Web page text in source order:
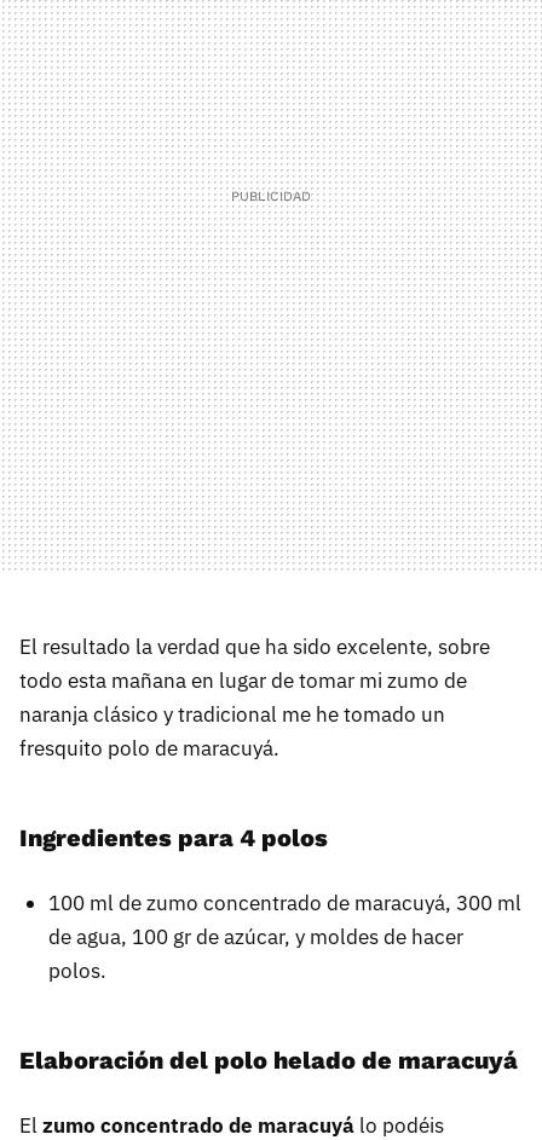
El resultado la verdad que ha sido excelente, sobre
todo esta mañana en lugar de tomar mi zumo de
naranja clásico y tradicional me he tomado un
fresquito polo de maracuyá.
Ingredientes para 4 polos
100 ml de zumo concentrado de maracuyá, 300 ml
de agua, 100 gr de azúcar, y moldes de hacer
polos.
Elaboración del polo helado de maracuyá
El zumo concentrado de maracuyá lo podéis